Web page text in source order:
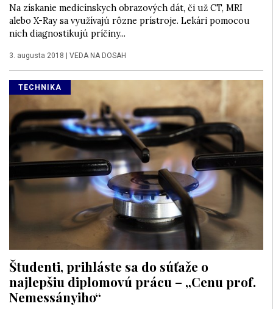
Na získanie medicínskych obrazových dát, či už CT, MRI
alebo X-Ray sa využívajú rôzne prístroje. Lekári pomocou
nich diagnostikujú príčiny...
3. augusta 2018 | VEDA NA DOSAH
TECHNIKA
Študenti, prihláste sa do súťaže o
najlepšiu diplomovú prácu – „Cenu prof.
Nemessányiho“